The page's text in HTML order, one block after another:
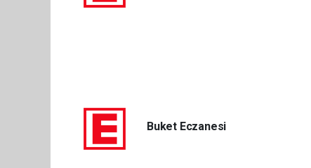
Buket Eczanesi